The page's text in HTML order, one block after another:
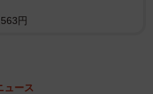
、「手続きするのに時間
円
ュース